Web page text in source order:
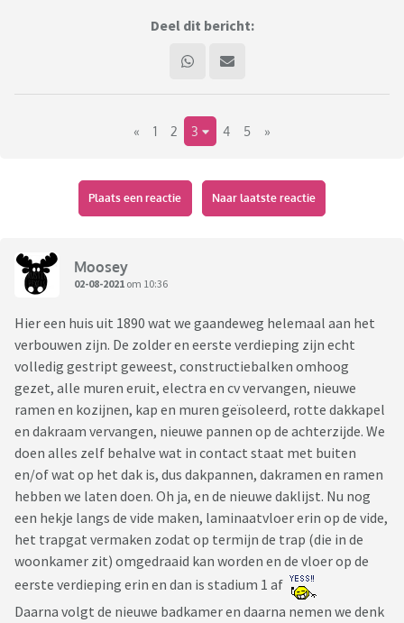
Deel dit bericht:
« 1 2 3 4 5 »
Plaats een reactie Naar laatste reactie
Moosey
02-08-2021 om 10:36
Hier een huis uit 1890 wat we gaandeweg helemaal aan het
verbouwen zijn. De zolder en eerste verdieping zijn echt
volledig gestript geweest, constructiebalken omhoog
gezet, alle muren eruit, electra en cv vervangen, nieuwe
ramen en kozijnen, kap en muren geïsoleerd, rotte dakkapel
en dakraam vervangen, nieuwe pannen op de achterzijde. We
doen alles zelf behalve wat in contact staat met buiten
en/of wat op het dak is, dus dakpannen, dakramen en ramen
hebben we laten doen. Oh ja, en de nieuwe daklijst. Nu nog
een hekje langs de vide maken, laminaatvloer erin op de vide,
het trapgat vermaken zodat op termijn de trap (die in de
woonkamer zit) omgedraaid kan worden en de vloer op de
eerste verdieping erin en dan is stadium 1 af
Daarna volgt de nieuwe badkamer en daarna nemen we denk